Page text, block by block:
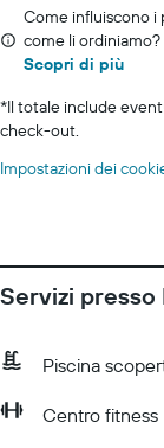
Come influiscono i
come li ordiniamo?
Scopri di più
*Il totale include
check-out.
Impostazioni dei
Servizi
Piscina
Centro fitness